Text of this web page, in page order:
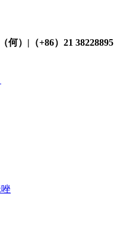
何）|（+86）21 38228895